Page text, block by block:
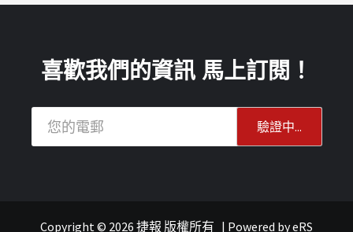
2026-08-11
喜歡我們的資訊 馬上訂閱！
Copyright © 2026 捷報 版權所有 | Powered byeRS